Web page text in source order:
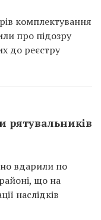
комплектування
про підозру
до реєстру
рятувальників
вдарили по
що на
наслідків